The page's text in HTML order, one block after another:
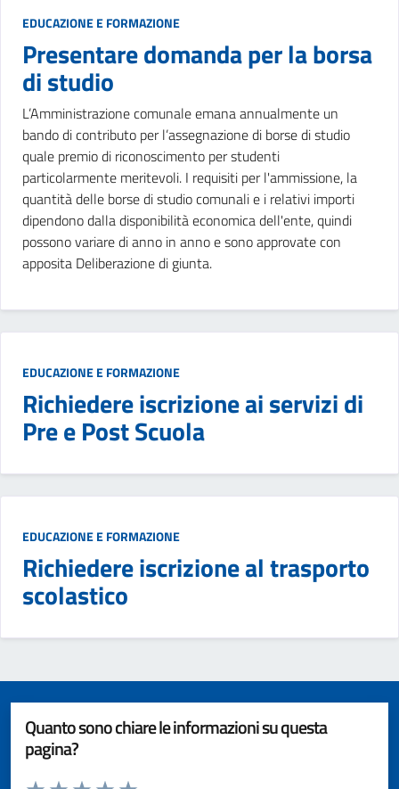
EDUCAZIONE E FORMAZIONE
Presentare domanda per la borsa
di studio
L’Amministrazione comunale emana annualmente un
bando di contributo per l’assegnazione di borse di studio
quale premio di riconoscimento per studenti
particolarmente meritevoli. I requisiti per l'ammissione, la
quantità delle borse di studio comunali e i relativi importi
dipendono dalla disponibilità economica dell'ente, quindi
possono variare di anno in anno e sono approvate con
apposita Deliberazione di giunta.
EDUCAZIONE E FORMAZIONE
Richiedere iscrizione ai servizi di
Pre e Post Scuola
EDUCAZIONE E FORMAZIONE
Richiedere iscrizione al trasporto
scolastico
Quanto sono chiare le informazioni su questa
pagina?
Valuta da 1 a 5 stelle la pagina